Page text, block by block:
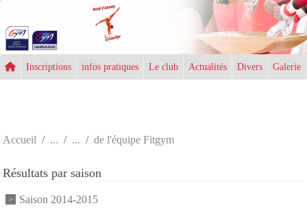
Inscriptions infos pratiques Le club Actualités Divers Galerie
Accueil de l'équipe Fitgym
Résultats par saison
Saison 2014-2015
Panneau de gestion des cookies